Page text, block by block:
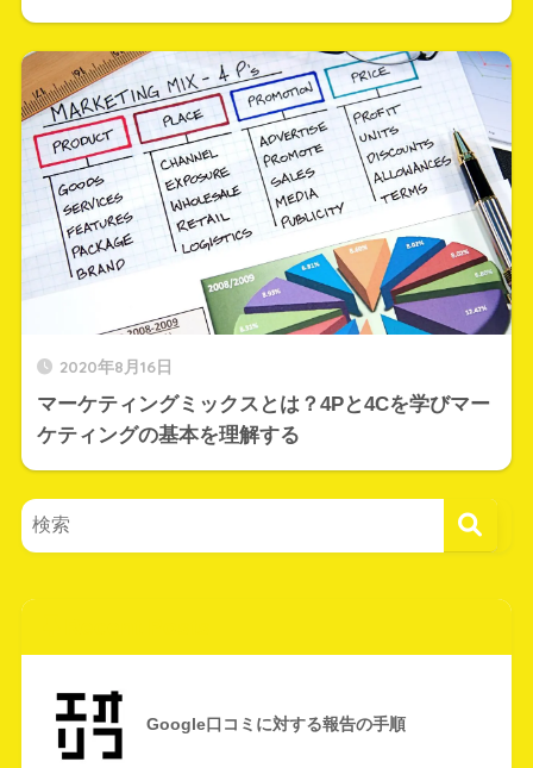
2020年8月16日
マーケティングミックスとは？4Pと4Cを学びマー
ケティングの基本を理解する
Google口コミに対する報告の手順